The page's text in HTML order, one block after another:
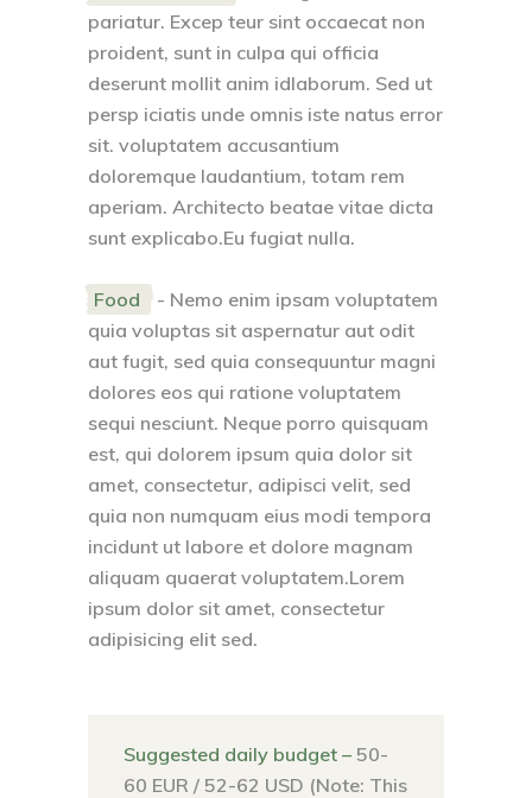
pariatur. Excep teur sint occaecat non
proident, sunt in culpa qui officia
deserunt mollit anim idlaborum. Sed ut
persp iciatis unde omnis iste natus error
sit. voluptatem accusantium
doloremque laudantium, totam rem
aperiam. Architecto beatae vitae dicta
sunt explicabo.Eu fugiat nulla.
Food - Nemo enim ipsam voluptatem
quia voluptas sit aspernatur aut odit
aut fugit, sed quia consequuntur magni
dolores eos qui ratione voluptatem
sequi nesciunt. Neque porro quisquam
est, qui dolorem ipsum quia dolor sit
amet, consectetur, adipisci velit, sed
quia non numquam eius modi tempora
incidunt ut labore et dolore magnam
aliquam quaerat voluptatem.Lorem
ipsum dolor sit amet, consectetur
adipisicing elit sed.
Suggested daily budget – 50-
60 EUR / 52-62 USD (Note: This